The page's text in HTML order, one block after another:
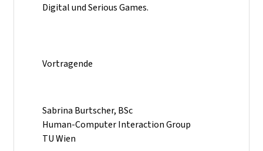
Digital und Serious Games.
Vortragende
Sabrina Burtscher, BSc
Human-Computer Interaction Group
TU Wien